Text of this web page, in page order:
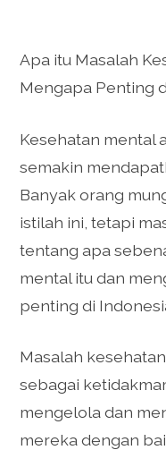
Apa itu Masalah
Mengapa Penting
Kesehatan mental
semakin
Banyak orang
istilah ini, tetapi
tentang apa
mental itu dan
penting di
Masalah
sebagai
mengelola dan
mereka dengan